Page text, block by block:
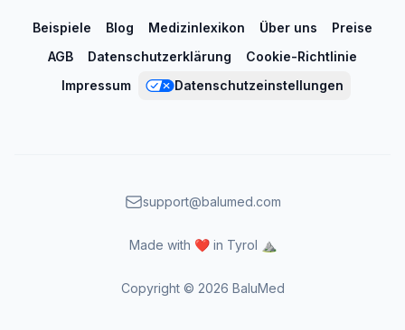
Beispiele Blog Medizinlexikon Über uns
Preise
AGB
Datenschutzerklärung
Cookie-Richtlinie
Impressum
Datenschutzeinstellungen
support@balumed.com
Made with ❤️ in Tyrol ⛰️
Copyright © 2026 BaluMed